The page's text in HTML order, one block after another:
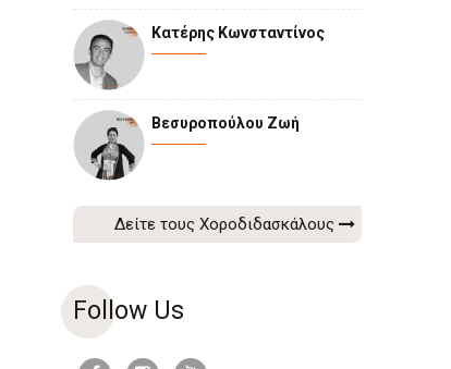
Κατέρης Κωνσταντίνος
Βεσυροπούλου Ζωή
Δείτε τους Χοροδιδασκάλους
Follow Us